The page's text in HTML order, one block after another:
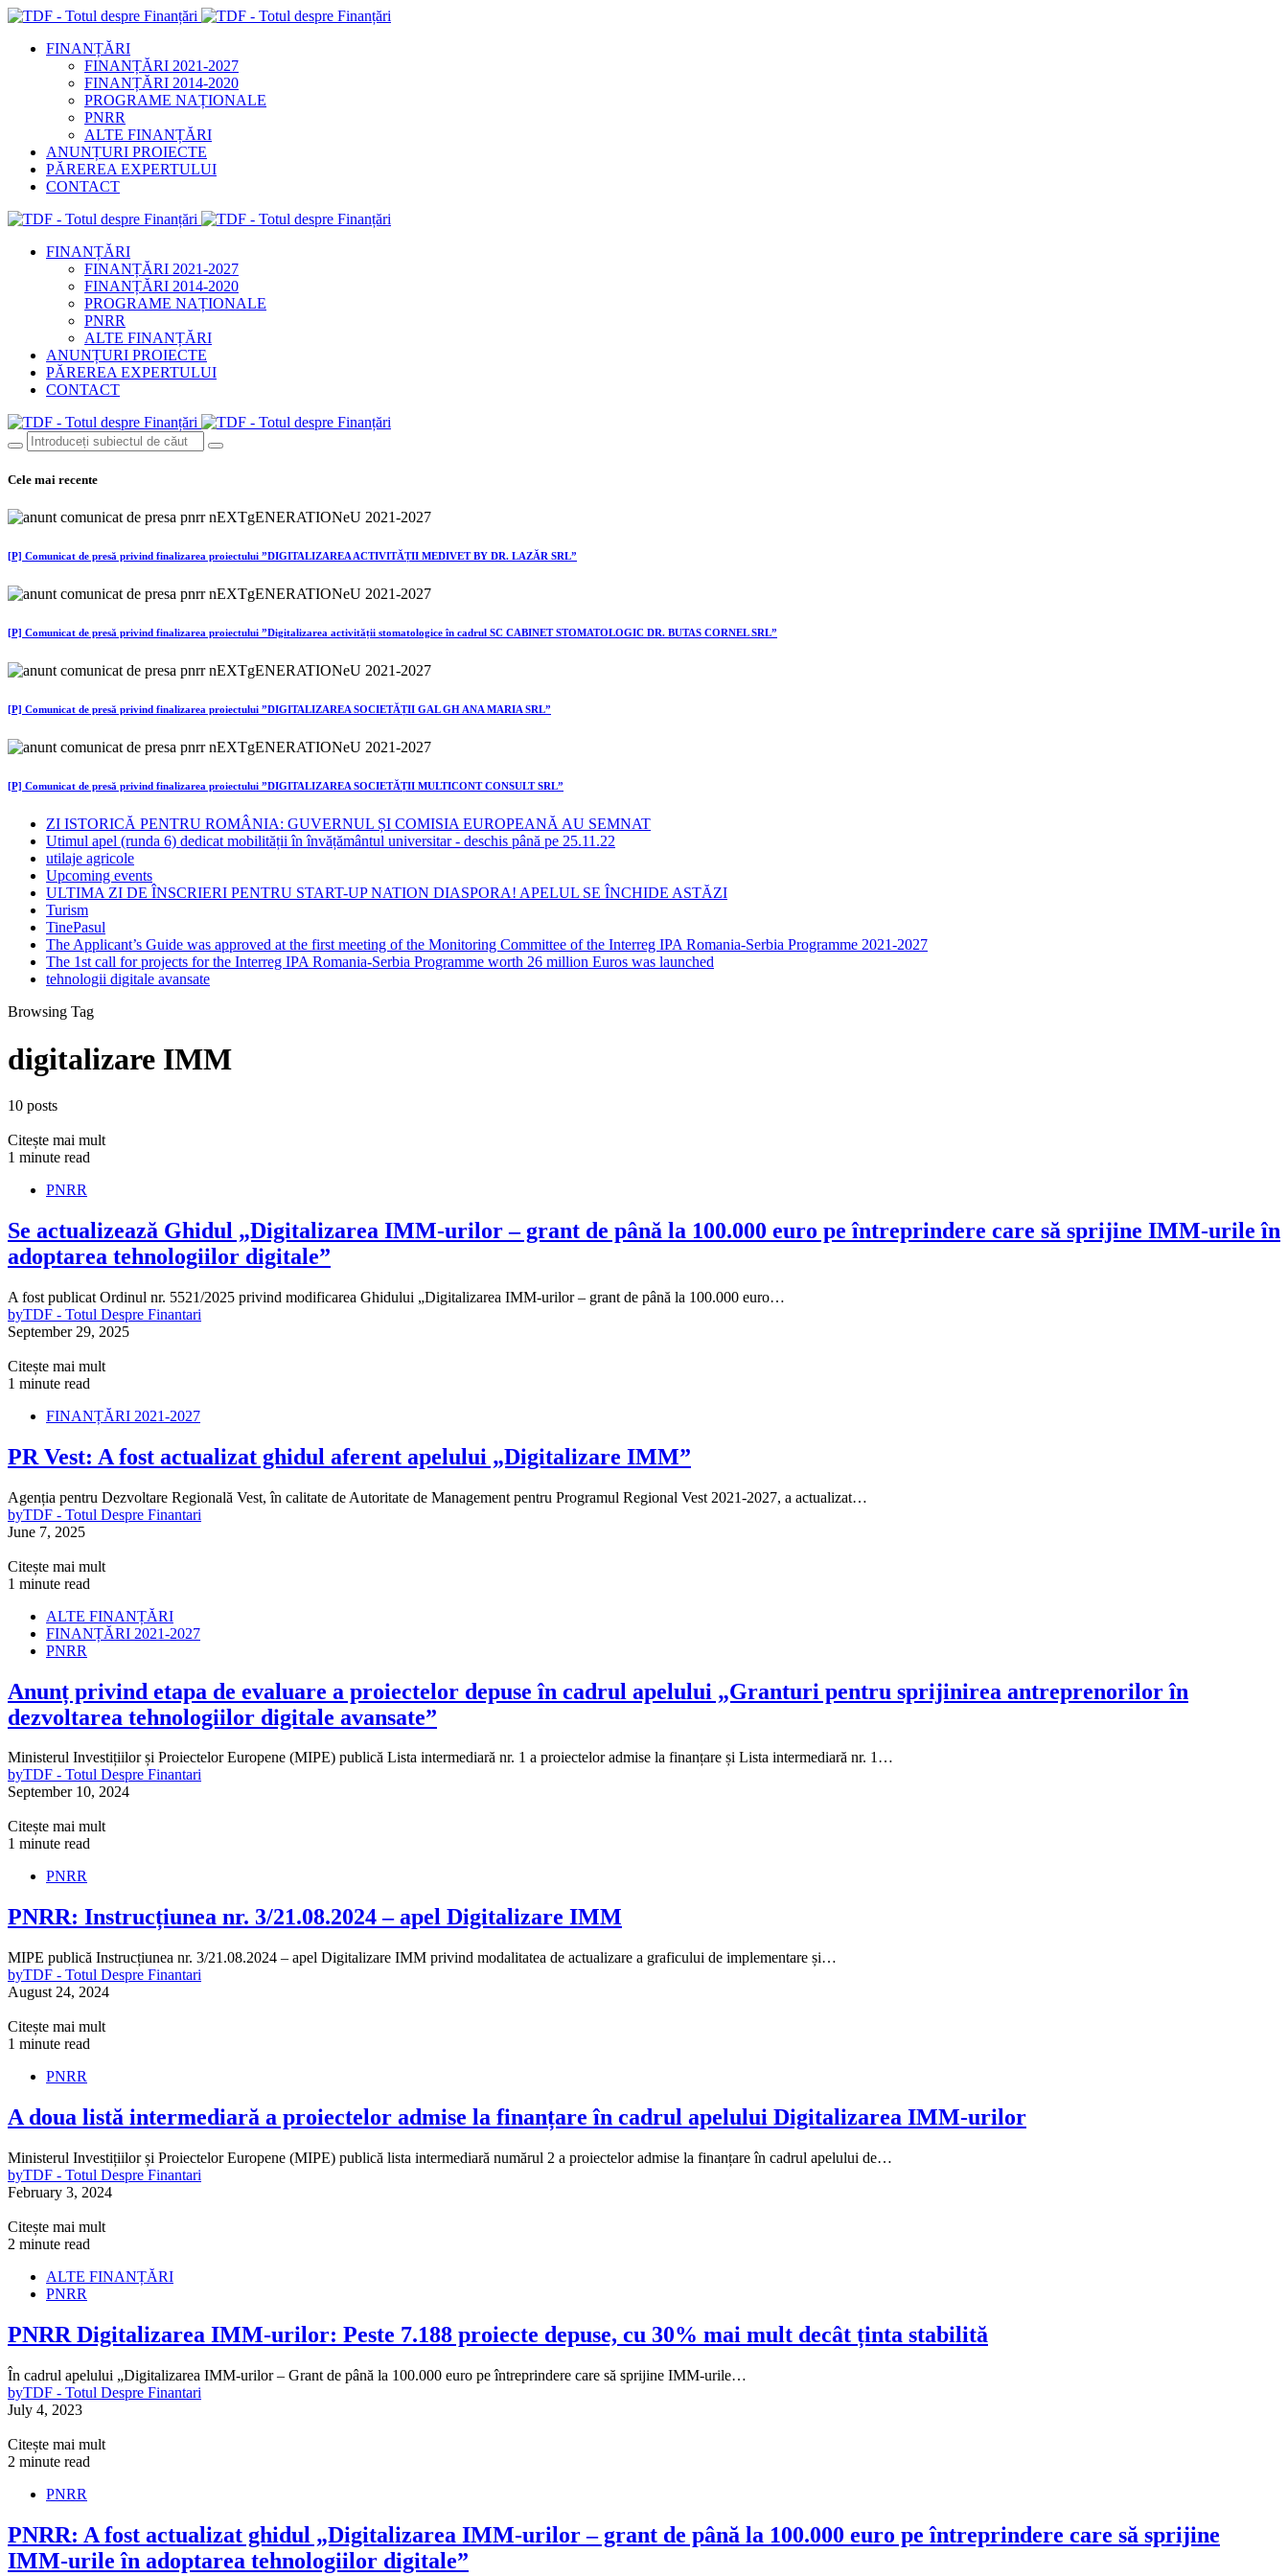
FINANȚĂRI
FINANȚĂRI 2021-2027
FINANȚĂRI 2014-2020
PROGRAME NAȚIONALE
PNRR
ALTE FINANȚĂRI
ANUNȚURI PROIECTE
PĂREREA EXPERTULUI
CONTACT
FINANȚĂRI
FINANȚĂRI 2021-2027
FINANȚĂRI 2014-2020
PROGRAME NAȚIONALE
PNRR
ALTE FINANȚĂRI
ANUNȚURI PROIECTE
PĂREREA EXPERTULUI
CONTACT
Cele mai recente
[P] Comunicat de presă privind finalizarea proiectului ”DIGITALIZAREA ACTIVITĂȚII MEDIVET BY DR. LAZĂR SRL”
[P] Comunicat de presă privind finalizarea proiectului ”Digitalizarea activității stomatologice în cadrul SC CABINET STOMATOLOGIC DR. BUTAS CORNEL SRL”
[P] Comunicat de presă privind finalizarea proiectului ”DIGITALIZAREA SOCIETĂȚII GAL GH ANA MARIA SRL”
[P] Comunicat de presă privind finalizarea proiectului ”DIGITALIZAREA SOCIETĂȚII MULTICONT CONSULT SRL”
ZI ISTORICĂ PENTRU ROMÂNIA: GUVERNUL ȘI COMISIA EUROPEANĂ AU SEMNAT
Utimul apel (runda 6) dedicat mobilității în învățământul universitar - deschis până pe 25.11.22
utilaje agricole
Upcoming events
ULTIMA ZI DE ÎNSCRIERI PENTRU START-UP NATION DIASPORA! APELUL SE ÎNCHIDE ASTĂZI
Turism
TinePasul
The Applicant’s Guide was approved at the first meeting of the Monitoring Committee of the Interreg IPA Romania-Serbia Programme 2021-2027
The 1st call for projects for the Interreg IPA Romania-Serbia Programme worth 26 million Euros was launched
tehnologii digitale avansate
Browsing Tag
digitalizare IMM
10 posts
Citește mai mult
1 minute read
PNRR
Se actualizează Ghidul „Digitalizarea IMM-urilor – grant de până la 100.000 euro pe întreprindere care să sprijine IMM-urile în
adoptarea tehnologiilor digitale”
A fost publicat Ordinul nr. 5521/2025 privind modificarea Ghidului „Digitalizarea IMM-urilor – grant de până la 100.000 euro…
byTDF - Totul Despre Finantari
September 29, 2025
Citește mai mult
1 minute read
FINANȚĂRI 2021-2027
PR Vest: A fost actualizat ghidul aferent apelului „Digitalizare IMM”
Agenția pentru Dezvoltare Regională Vest, în calitate de Autoritate de Management pentru Programul Regional Vest 2021-2027, a actualizat…
byTDF - Totul Despre Finantari
June 7, 2025
Citește mai mult
1 minute read
ALTE FINANȚĂRI
FINANȚĂRI 2021-2027
PNRR
Anunț privind etapa de evaluare a proiectelor depuse în cadrul apelului „Granturi pentru sprijinirea antreprenorilor în
dezvoltarea tehnologiilor digitale avansate”
Ministerul Investițiilor și Proiectelor Europene (MIPE) publică Lista intermediară nr. 1 a proiectelor admise la finanțare și Lista intermediară nr. 1…
byTDF - Totul Despre Finantari
September 10, 2024
Citește mai mult
1 minute read
PNRR
PNRR: Instrucțiunea nr. 3/21.08.2024 – apel Digitalizare IMM
MIPE publică Instrucțiunea nr. 3/21.08.2024 – apel Digitalizare IMM privind modalitatea de actualizare a graficului de implementare și…
byTDF - Totul Despre Finantari
August 24, 2024
Citește mai mult
1 minute read
PNRR
A doua listă intermediară a proiectelor admise la finanțare în cadrul apelului Digitalizarea IMM-urilor
Ministerul Investițiilor și Proiectelor Europene (MIPE) publică lista intermediară numărul 2 a proiectelor admise la finanțare în cadrul apelului de…
byTDF - Totul Despre Finantari
February 3, 2024
Citește mai mult
2 minute read
ALTE FINANȚĂRI
PNRR
PNRR Digitalizarea IMM-urilor: Peste 7.188 proiecte depuse, cu 30% mai mult decât ținta stabilită
În cadrul apelului „Digitalizarea IMM-urilor – Grant de până la 100.000 euro pe întreprindere care să sprijine IMM-urile…
byTDF - Totul Despre Finantari
July 4, 2023
Citește mai mult
2 minute read
PNRR
PNRR: A fost actualizat ghidul „Digitalizarea IMM-urilor – grant de până la 100.000 euro pe întreprindere care să sprijine
IMM-urile în adoptarea tehnologiilor digitale”